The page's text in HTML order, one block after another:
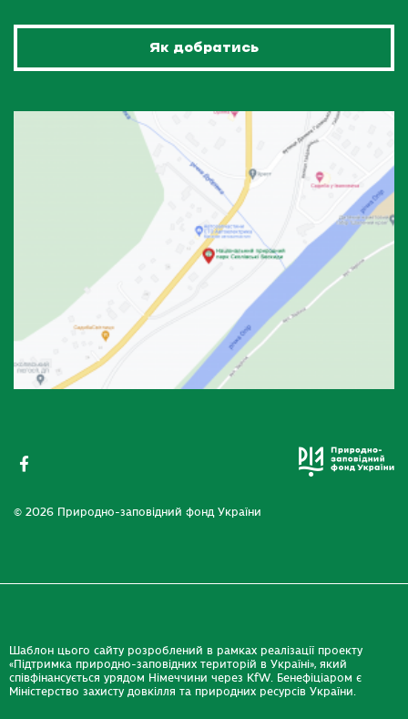
Як добратись
© 2026 Природно-заповідний фонд України
Шаблон цього сайту розроблений в рамках реалізації проекту
«Підтримка природно-заповідних територій в Україні», який
співфінансується урядом Німеччини через KfW. Бенефіціаром є
Міністерство захисту довкілля та природних ресурсів України.